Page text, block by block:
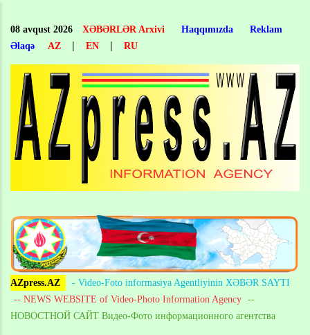
main
content
08 avqust 2026 XƏBƏRLƏR Arxivi Haqqımızda
Reklam
Əlaqə
AZ | EN | RU
AZpress.AZ
- Video-Foto informasiya Agentliyinin XƏBƏR SAYTI
-- NEWS WEBSITE of Video-Photo Information Agency --
НОВОСТНОЙ САЙТ Видео-Фото информационного агентства